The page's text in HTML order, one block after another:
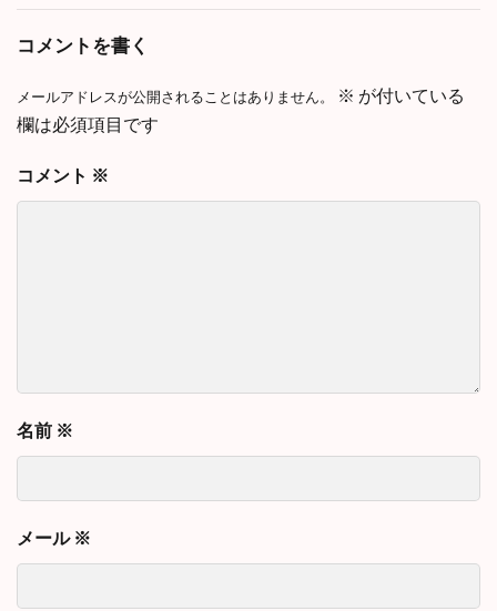
コメントを書く
メールアドレスが公開されることはありません。 ※ が付いている
欄は必須項目です
コメント ※
名前 ※
メール ※